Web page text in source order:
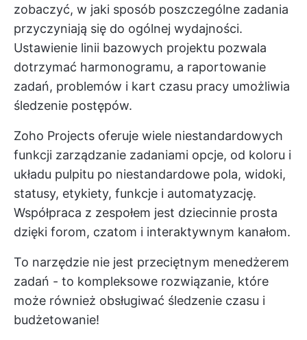
zobaczyć, w jaki sposób poszczególne zadania
przyczyniają się do ogólnej wydajności.
Ustawienie linii bazowych projektu pozwala
dotrzymać harmonogramu, a raportowanie
zadań, problemów i kart czasu pracy umożliwia
śledzenie postępów.
Zoho Projects oferuje wiele niestandardowych
funkcji zarządzanie zadaniami opcje, od koloru i
układu pulpitu po niestandardowe pola, widoki,
statusy, etykiety, funkcje i automatyzację.
Współpraca z zespołem jest dziecinnie prosta
dzięki forom, czatom i interaktywnym kanałom.
To narzędzie nie jest przeciętnym menedżerem
zadań - to kompleksowe rozwiązanie, które
może również obsługiwać śledzenie czasu i
budżetowanie!